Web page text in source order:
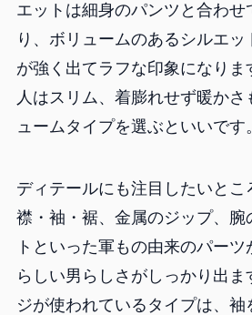
エットは細身のパンツと合わせ
り、ボリュームのあるシルエ
が強く出てラフな印象になりま
人はスリム、着膨れせず暖かさ
ュームタイプを選ぶといいです。
ディテールにも注目したいとこ
襟・袖・裾、金属のジップ、腕
トといった軍もの由来のパー
らしい男らしさがしっかり出
ジが使われているタイプは、袖